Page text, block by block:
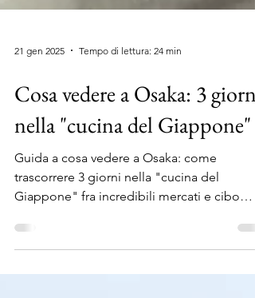
21 gen 2025 Tempo di lettura: 24 min
Cosa vedere a Osaka: 3 giorni
nella "cucina del Giappone"
Guida a cosa vedere a Osaka: come
Giappone" fra incredibili mercati e cibo
sensazionale!